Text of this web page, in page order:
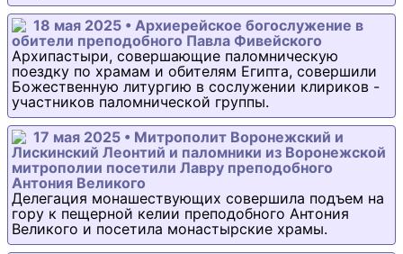
18 мая 2025 • Архиерейское богослужение в
обители преподобного Павла Фивейского
Архипастыри, совершающие паломническую
поездку по храмам и обителям Египта, совершили
Божественную литургию в сослужении клириков -
участников паломнической группы.
17 мая 2025 • Митрополит Воронежский и
Лискинский Леонтий и паломники из Воронежской
митрополии посетили Лавру преподобного
Антония Великого
Делегация монашествующих совершила подъем на
гору к пещерной келии преподобного Антония
Великого и посетила монастырские храмы.